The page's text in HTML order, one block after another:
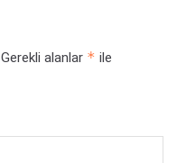
Gerekli alanlar * ile